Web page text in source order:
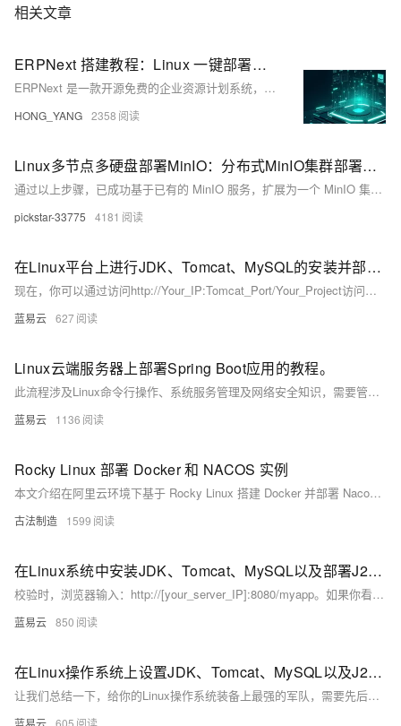
相关文章
ERPNext 搭建教程：Linux 一键部署与维护
ERPNext 是一款开源免费的企业资源计划系统，适用于中小企业信息化管理。基于 Python 和 Frappe 框架开发，支持财务、销售、人力、库存等模块，具备高度可定制性。本文介绍如何通过 Websoft9 在 Linux 下快速部署 ERPNext，并提供环境配置、系统维护等实用建议，适合开发者和企业用户快速上手。
HONG_YANG 2358
Linux多节点多硬盘部署MinIO：分布式MinIO集群部署指南搭建高可用架构实践
通过以上步骤，已成功基于已有的 MinIO 服务，扩展为一个 MinIO 集群。该集群具有高可用性和容错性，适合生产环境使用。如果有任何问题，请检查日志或参考MinIO 官方文档。作者联系方式vx：2743642415。
pickstar-33775 4181
在Linux平台上进行JDK、Tomcat、MySQL的安装并部署后端项目
现在，你可以通过访问http://Your_IP:Tomcat_Port/Your_Project访问你的项目了。如果一切顺利，你将看到那绚烂的胜利之光照耀在你的项目之上！
蓝易云 627
Linux云端服务器上部署Spring Boot应用的教程。
此流程涉及Linux命令行操作、系统服务管理及网络安全知识，需要管理员权限以进行配置和服务管理。务必在一个测试环境中验证所有步骤，确保一切配置正确无误后，再将应用部署到生产环境中。也可以使用如Ansible、Chef等配置管理工具来自动化部署过程，提升效率和可靠性。
蓝易云 1136
Rocky Linux 部署 Docker 和 NACOS 实例
本文介绍在阿里云环境下基于 Rocky Linux 搭建 Docker 并部署 Nacos 的完整流程。涵盖 Docker 安装、镜像加速配置、网络设置及 MySQL 与 Nacos 容器的创建，适用于开发与生产环境。
古法制造 1599
在Linux系统中安装JDK、Tomcat、MySQL以及部署J2EE后端接口
校验时，浏览器输入：http://[your_server_IP]:8080/myapp。如果你看到你的应用的欢迎页面，恭喜你，一切都已就绪。
蓝易云 850
在Linux操作系统上设置JDK、Tomcat、MySQL以及J2EE后端接口的部署步骤
让我们总结一下，给你的Linux操作系统装备上最强的军队，需要先后装备好JDK的弓箭，布置好Tomcat的阵地，再把MySQL的物资原料准备好，最后部署好J2EE攻城车，那就准备好进军吧，你的Linux军团，无人可挡！
蓝易云 605